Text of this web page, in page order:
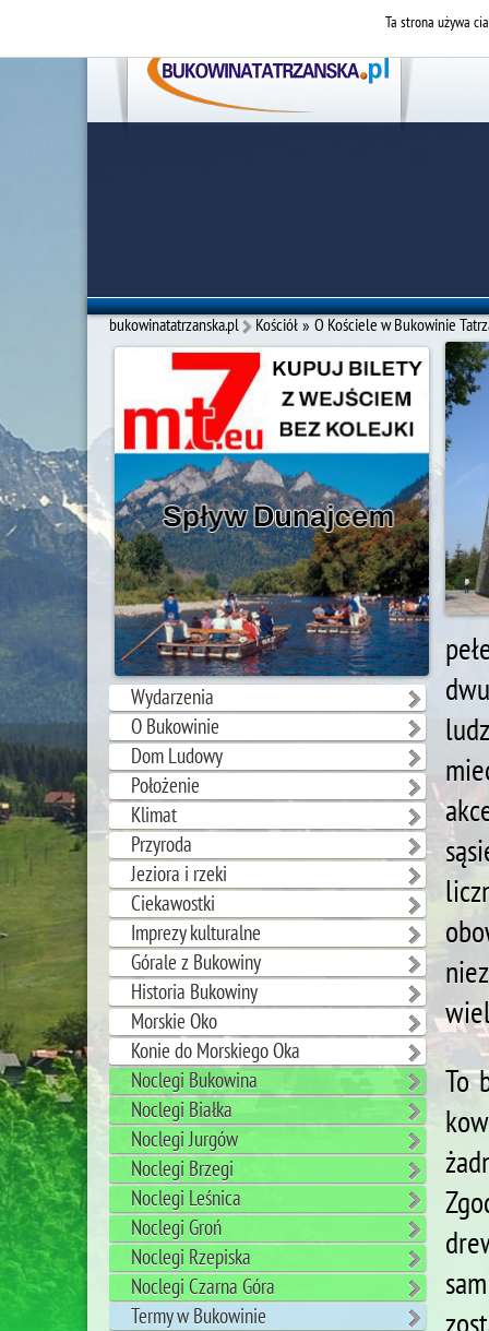
bukowinatatrzanska.pl Kościół »O Kościele w Bukowinie
Wydarzenia
O Bukowinie
Dom Ludowy
Położenie
Klimat
Przyroda
Jeziora i rzeki
Ciekawostki
Imprezy kulturalne
Górale z Bukowiny
Historia Bukowiny
Morskie Oko
Konie do Morskiego Oka
Noclegi Bukowina
Noclegi Białka
Noclegi Jurgów
Noclegi Brzegi
Noclegi Leśnica
Noclegi Groń
Noclegi Rzepiska
Noclegi Czarna Góra
Termy w Bukowinie
To
Ta strona używa